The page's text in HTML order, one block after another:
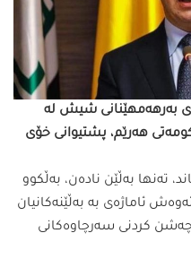
بەرهەمهێنانی شیش لە
هەرێم، پشتیوانی خۆی
تەنها بەڵێن نادەن، بەڵكوو
ئاماژەی بە بەڵێنەكانیان
كردنی سەرچاوەكانی